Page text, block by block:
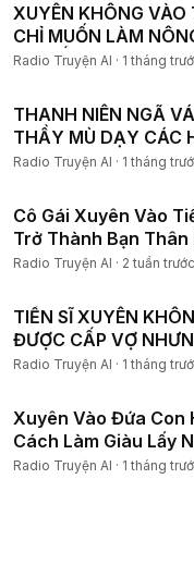
XUYÊN KHÔNG VÀO
CHỈ MUỐN LÀM
LẠI BẤT TỬ P14
Radio Truyện AI · 1 tháng
THANH NIÊN NGÃ
THẦY MÙ DẠY CÁC
ĐẠI P7
Radio Truyện AI · 1 tháng
Cô Gái Xuyên Vào
Trở Thành Bạn Thân
Radio Truyện AI · 2 tuần
TIẾN SĨ XUYÊN
ĐƯỢC CẤP VỢ
SAU P22
Radio Truyện AI · 1 tháng
Xuyên Vào Đứa Con
Cách Làm Giàu Lấy
Radio Truyện AI · 1 tháng